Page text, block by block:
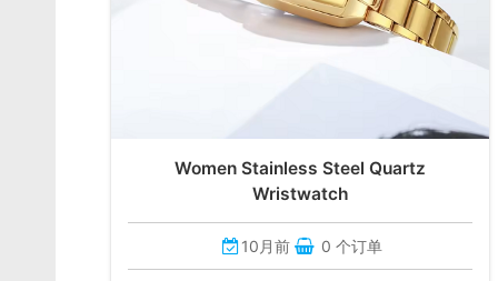
Women Stainless Steel Quartz
Wristwatch
10月前 0 个订单